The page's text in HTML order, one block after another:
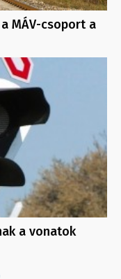
MÁV-csoport a
a vonatok